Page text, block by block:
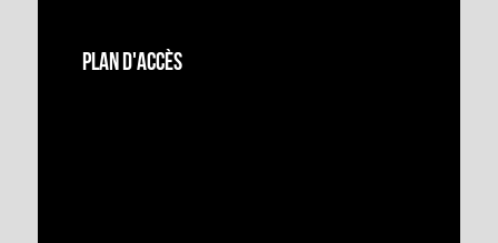
Plan d'accès